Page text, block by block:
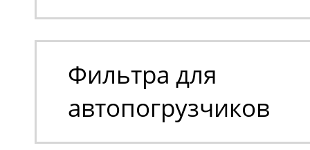
Фильтра для
автопогрузчиков